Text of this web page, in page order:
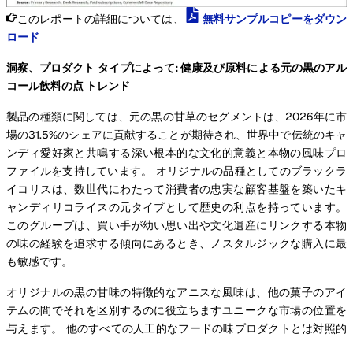
このレポートの詳細については、
無料サンプルコピーをダウン
ロード
洞察、プロダクト タイプによって: 健康及び原料による元の黒のアル
コール飲料の点 トレンド
製品の種類に関しては、元の黒の甘草のセグメントは、2026年に市
場の31.5%のシェアに貢献することが期待され、世界中で伝統のキャ
ンディ愛好家と共鳴する深い根本的な文化的意義と本物の風味プロ
ファイルを支持しています。 オリジナルの品種としてのブラックラ
イコリスは、数世代にわたって消費者の忠実な顧客基盤を築いたキ
ャンディリコライスの元タイプとして歴史の利点を持っています。
このグループは、買い手が幼い思い出や文化遺産にリンクする本物
の味の経験を追求する傾向にあるとき、ノスタルジックな購入に最
も敏感です。
オリジナルの黒の甘味の特徴的なアニスな風味は、他の菓子のアイ
テムの間でそれを区別するのに役立ちますユニークな市場の位置を
与えます。 他のすべての人工的なフードの味プロダクトとは対照的